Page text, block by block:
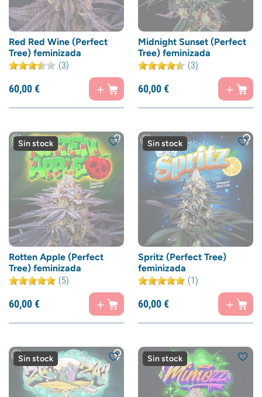
Red Red Wine (Perfect
Tree) feminizada
(3)
60,00€
Midnight Sunset (Perfect
Tree) feminizada
(3)
60,00€
Sin stock
Rotten Apple (Perfect
Tree) feminizada
(5)
60,00€
Sin stock
Spritz (Perfect Tree)
feminizada
(1)
60,00€
Sin stock Sin stock